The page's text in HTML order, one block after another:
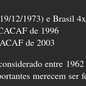
12/1973) e Brasil
de 1996
de 2003
entre
merecem ser